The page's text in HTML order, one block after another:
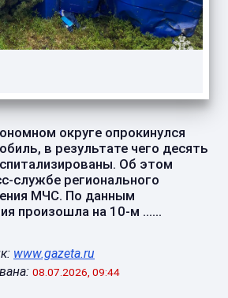
округе опрокинулся
в результате чего десять
Об этом
службе регионального
МЧС. По данным
произошла на 10-м ......
www.gazeta.ru
08.07.2026, 09:44